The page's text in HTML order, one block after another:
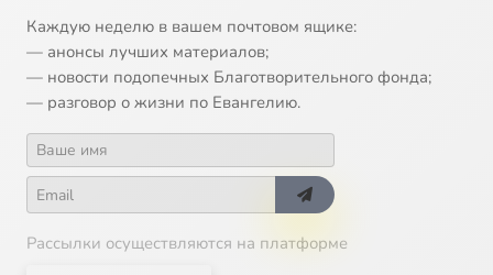
Каждую неделю в вашем почтовом ящике:
— анонсы лучших материалов;
— новости подопечных Благотворительного фонда;
— разговор о жизни по Евангелию.
Рассылки осуществляются на платформе